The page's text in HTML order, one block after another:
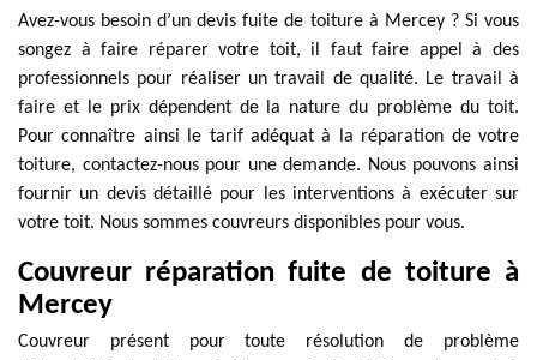
Avez-vous besoin d’un devis fuite de toiture à Mercey ? Si vous
songez à faire réparer votre toit, il faut faire appel à des
professionnels pour réaliser un travail de qualité. Le travail à
faire et le prix dépendent de la nature du problème du toit.
Pour connaître ainsi le tarif adéquat à la réparation de votre
toiture, contactez-nous pour une demande. Nous pouvons ainsi
fournir un devis détaillé pour les interventions à exécuter sur
votre toit. Nous sommes couvreurs disponibles pour vous.
Couvreur réparation fuite de toiture à
Mercey
Couvreur présent pour toute résolution de problème